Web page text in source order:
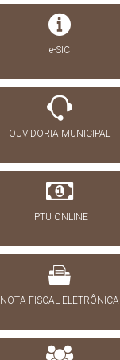
e-SIC
OUVIDORIA MUNICIPAL
IPTU ONLINE
NOTA FISCAL ELETRÔNICA